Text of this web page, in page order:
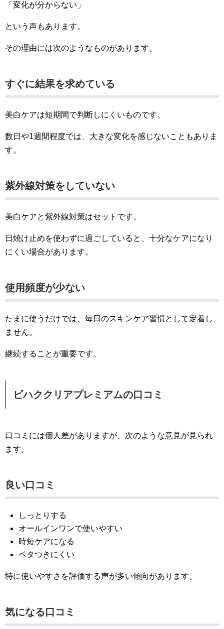
「変化が分からない」
という声もあります。
その理由には次のようなものがあります。
すぐに結果を求めている
美白ケアは短期間で判断しにくいものです。
数日や1週間程度では、大きな変化を感じないこともありま
す。
紫外線対策をしていない
美白ケアと紫外線対策はセットです。
日焼け止めを使わずに過ごしていると、十分なケアになり
にくい場合があります。
使用頻度が少ない
たまに使うだけでは、毎日のスキンケア習慣として定着し
ません。
継続することが重要です。
ビハククリアプレミアムの口コミ
口コミには個人差がありますが、次のような意見が見られ
ます。
良い口コミ
しっとりする
オールインワンで使いやすい
時短ケアになる
ベタつきにくい
特に使いやすさを評価する声が多い傾向があります。
気になる口コミ